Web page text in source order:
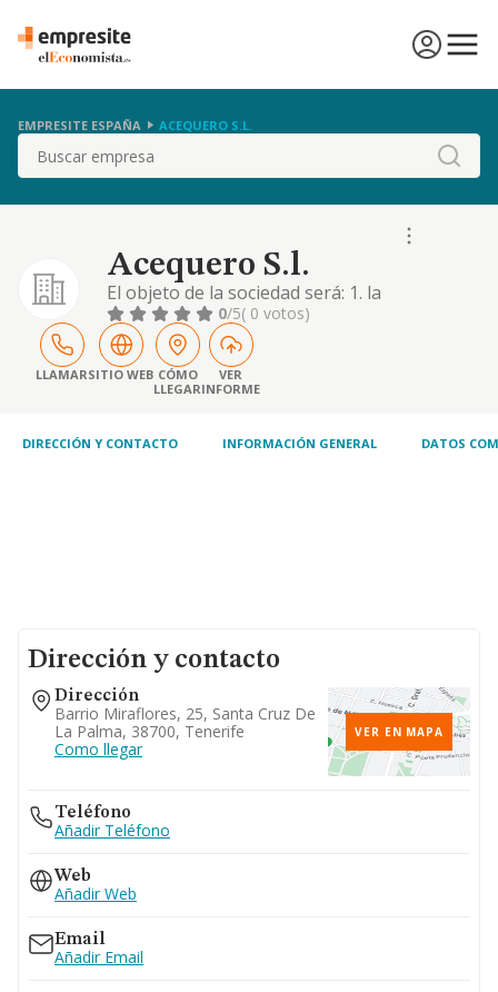
EMPRESITE ESPAÑA ACEQUERO S.L.
Buscar
Acequero S.l.
El objeto de la sociedad será: 1. la
explotación agrícola, bien de sus propias
fincas o mediante arrendamiento, aparcería
o toda suerte de contratos de cultivo, así
como la comercialización y venta de los
productos del campo. 2. el cultivo,
hierbas biológ
0/5( 0 votos)
LLAMARSITIO WEB CÓMO
LLEGAR
VER
INFORME
DIRECCIÓN Y CONTACTO INFORMACIÓN GENERAL DATOS
Dirección y contacto
Dirección
Barrio Miraflores, 25, Santa Cruz De
La Palma, 38700, Tenerife
Como llegar
VER EN MAPA
Teléfono
Añadir Teléfono
Web
Añadir Web
Email
Añadir Email